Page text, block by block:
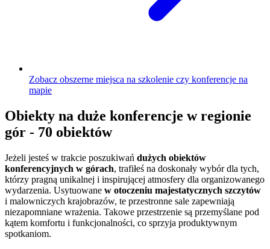
Zobacz obszerne miejsca na szkolenie czy konferencje na
mapie
Obiekty na duże konferencje w regionie
gór - 70 obiektów
Jeżeli jesteś w trakcie poszukiwań dużych obiektów
konferencyjnych w górach, trafiłeś na doskonały wybór dla tych,
którzy pragną unikalnej i inspirującej atmosfery dla organizowanego
wydarzenia. Usytuowane w otoczeniu majestatycznych szczytów
i malowniczych krajobrazów, te przestronne sale zapewniają
niezapomniane wrażenia. Takowe przestrzenie są przemyślane pod
kątem komfortu i funkcjonalności, co sprzyja produktywnym
spotkaniom.